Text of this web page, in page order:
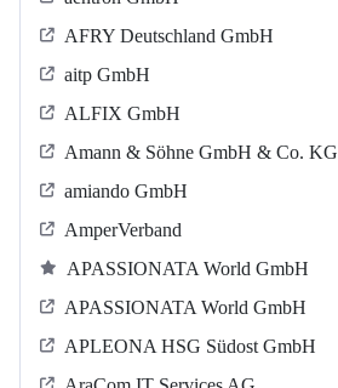
AFRY Deutschland GmbH
aitp GmbH
ALFIX GmbH
Amann & Söhne GmbH & Co. KG
amiando GmbH
AmperVerband
APASSIONATA World GmbH
APASSIONATA World GmbH
APLEONA HSG Südost GmbH